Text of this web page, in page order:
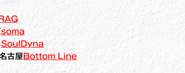
RAG
soma
SoulDyna
古屋 Bottom Line